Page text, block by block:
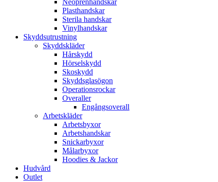
Neoprenhandskar
Plasthandskar
Sterila handskar
Vinylhandskar
Skyddsutrustning
Skyddskläder
Hårskydd
Hörselskydd
Skoskydd
Skyddsglasögon
Operationsrockar
Overaller
Engångsoverall
Arbetskläder
Arbetsbyxor
Arbetshandskar
Snickarbyxor
Målarbyxor
Hoodies & Jackor
Hudvård
Outlet